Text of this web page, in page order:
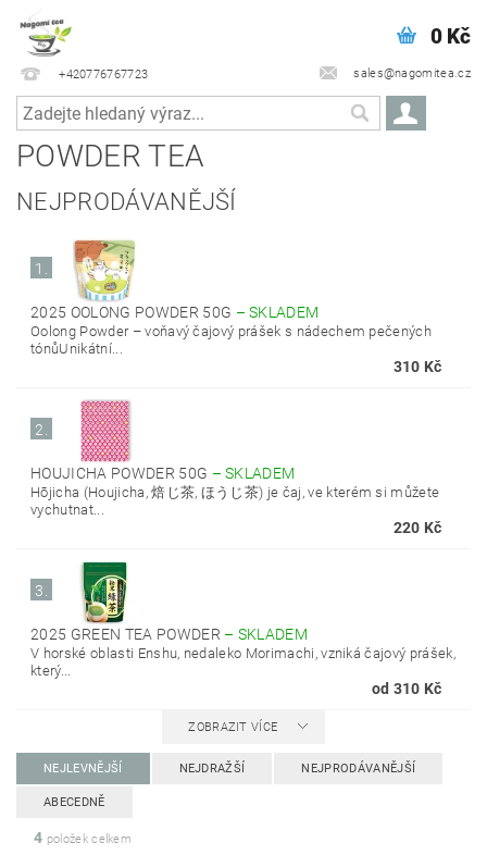
+420776767723 sales@nagomitea.cz
0 Kč
POWDER TEA
NEJPRODÁVANĚJŠÍ
1.
2025 OOLONG POWDER 50G –SKLADEM
Oolong Powder – voňavý čajový prášek s nádechem pečených
tónůUnikátní...
310 Kč
2.
HOUJICHA POWDER 50G –SKLADEM
Hōjicha (Houjicha, 焙じ茶, ほうじ茶) je čaj, ve kterém si můžete
vychutnat...
220 Kč
3.
2025 GREEN TEA POWDER – SKLADEM
V horské oblasti Enshu, nedaleko Morimachi, vzniká čajový prášek,
který...
od 310 Kč
ZOBRAZIT VÍCE
NEJLEVNĚJŠÍ NEJDRAŽŠÍ NEJPRODÁVANĚJŠÍ
ABECEDNĚ
4 položek celkem